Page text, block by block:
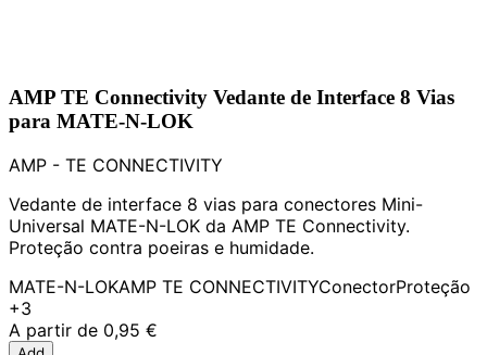
AMP TE Connectivity Vedante de Interface 8 Vias
para MATE-N-LOK
AMP - TE CONNECTIVITY
Vedante de interface 8 vias para conectores Mini-
Universal MATE-N-LOK da AMP TE Connectivity.
Proteção contra poeiras e humidade.
MATE-N-LOKAMP TE CONNECTIVITYConectorProteção
+3
A partir de 0,95 €